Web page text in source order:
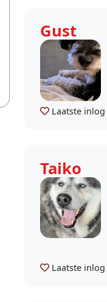
Gust
Laatste inlog
Taiko
Laatste inlog